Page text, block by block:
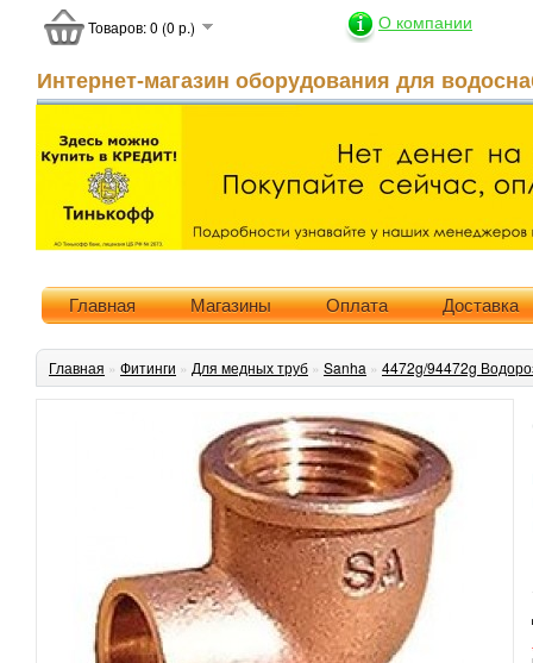
О компании
Интернет-магазин оборудования для
Товаров: 0 (0 р.)
Главная Магазины Оплата Доставка
Главная » Фитинги » Для медных труб » Sanha » 4472g/94472g